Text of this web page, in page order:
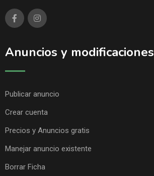
Anuncios y modificaciones
Publicar anuncio
Crear cuenta
Precios y Anuncios gratis
Manejar anuncio existente
Borrar Ficha